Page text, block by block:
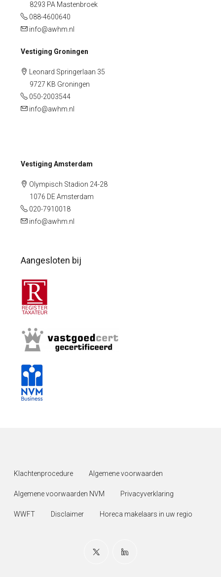
8293 PA Mastenbroek
088-4600640
info@awhm.nl
Vestiging Groningen
Leonard Springerlaan 35
9727 KB Groningen
050-2003544
info@awhm.nl
Vestiging Amsterdam
Olympisch Stadion 24-28
1076 DE Amsterdam
020-7910018
info@awhm.nl
Aangesloten bij
Klachtenprocedure Algemene voorwaarden
Algemene voorwaarden NVM Privacyverklaring
WWFT Disclaimer Horeca makelaars in uw regio